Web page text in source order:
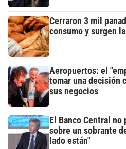
Cerraron 3 mil
consumo y surgen
Aeropuertos: el
tomar una decisión
sus negocios
El Banco Central
sobre un sobrante
lado están"